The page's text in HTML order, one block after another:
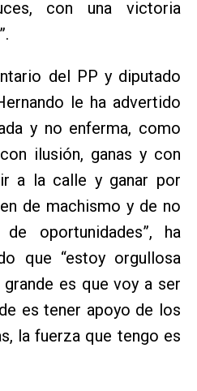
con una victoria
del PP y diputado
le ha advertido
y no enferma, como
ilusión, ganas y con
a la calle y ganar por
de machismo y de no
oportunidades”, ha
que “estoy orgullosa
es que voy a ser
es tener apoyo de los
la fuerza que tengo es